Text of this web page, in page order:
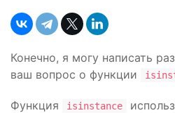
Конечно, я могу написать
ваш вопрос о функции
Функция isinstance